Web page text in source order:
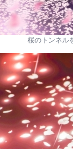
桜のトンネル